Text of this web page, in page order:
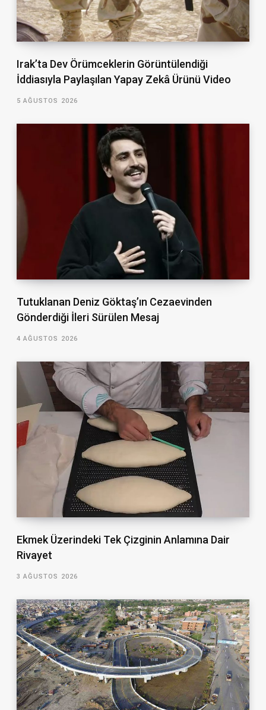
Irak’ta Dev Örümceklerin Görüntülendiği
İddiasıyla Paylaşılan Yapay Zekâ Ürünü Video
5 AĞUSTOS 2026
Tutuklanan Deniz Göktaş’ın Cezaevinden
Gönderdiği İleri Sürülen Mesaj
4 AĞUSTOS 2026
Ekmek Üzerindeki Tek Çizginin Anlamına Dair
Rivayet
3 AĞUSTOS 2026